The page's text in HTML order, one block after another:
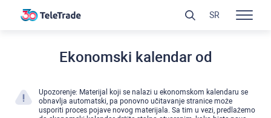
Ekonomski kalendar od
Upozorenje: Materijal koji se nalazi u ekonomskom kalendaru se
obnavlja automatski, pa ponovno učitavanje stranice može
usporiti proces pojave novog materijala. Sa tim u vezi, predlažemo
SR